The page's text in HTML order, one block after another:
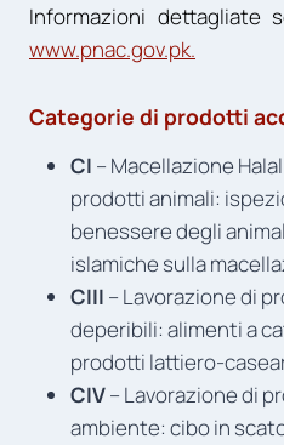
Informazioni dettagliate
www.pnac.gov.pk.
Categorie di prodotti
CI – Macellazione
prodotti animali:
benessere degli
islamiche sulla
CIII – Lavorazione di
deperibili: alimenti a
prodotti lattiero-
CIV– Lavorazione di
ambiente: cibo in